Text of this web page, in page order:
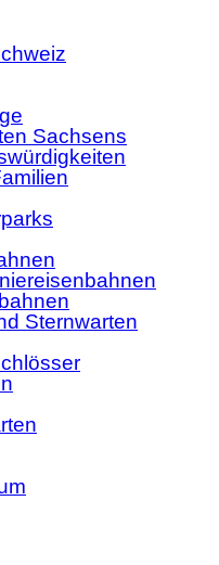
Sachsens
Sternwarten